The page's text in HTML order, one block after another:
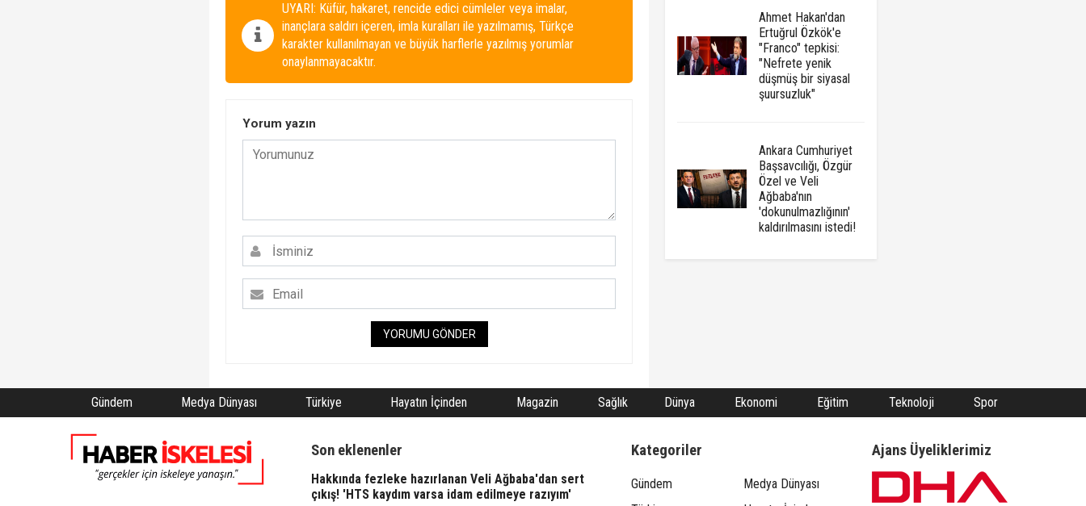
UYARI: Küfür, hakaret, rencide edici cümleler veya imalar,
inançlara saldırı içeren, imla kuralları ile yazılmamış, Türkçe
karakter kullanılmayan ve büyük harflerle yazılmış yorumlar
onaylanmayacaktır.
Yorum yazın
YORUMU GÖNDER
Ahmet Hakan'dan
Ertuğrul Özkök'e
"Franco" tepkisi:
"Nefrete yenik
düşmüş bir siyasal
şuursuzluk"
Ankara Cumhuriyet
Başsavcılığı, Özgür
Özel ve Veli
Ağbaba'nın
'dokunulmazlığının'
kaldırılmasını istedi!
Gündem Medya Dünyası Türkiye Hayatın İçinden Magazin Sağlık Dünya Ekonomi Eğitim Teknoloji Spor
Son eklenenler
Hakkında fezleke hazırlanan Veli Ağbaba'dan sert
çıkış! 'HTS kaydım varsa idam edilmeye razıyım'
Kategoriler
Gündem
Medya Dünyası
Ajans Üyeliklerimiz